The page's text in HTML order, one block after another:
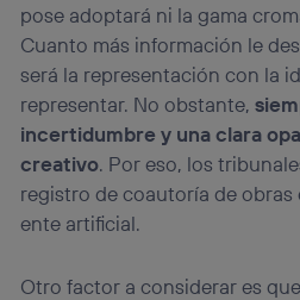
pose adoptará ni la gama
Cuanto más información le
será la representación con la
representar. No obstante,
incertidumbre y una clara
creativo. Por eso, los
registro de coautoría de
ente artificial.
Otro factor a considerar es que